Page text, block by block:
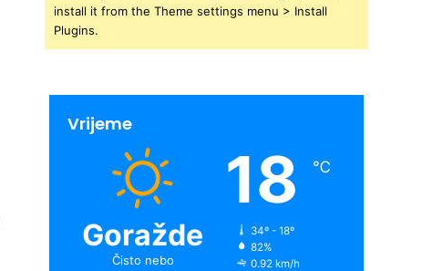
install it from the Theme settings menu > Install
Plugins.
Vrijeme
Goražde
Čisto nebo
18 ℃
34º - 18º
82%
0.92 km/h